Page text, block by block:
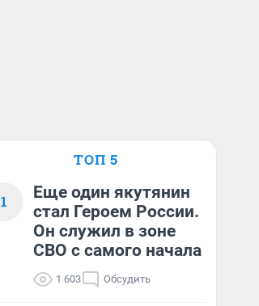
ТОП 5
1
Еще один якутянин
стал Героем России.
Он служил в зоне
СВО с самого начала
1 603 Обсудить